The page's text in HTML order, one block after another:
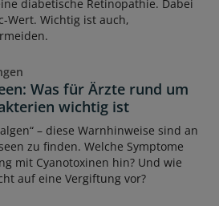
diabetische Retinopathie. Dabei
Wert. Wichtig ist auch,
Was für Ärzte rund um
wichtig ist
– diese Warnhinweise sind an
zu finden. Welche Symptome
mit Cyanotoxinen hin? Und wie
auf eine Vergiftung vor?